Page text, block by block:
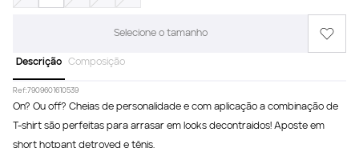
Selecione o tamanho
Descrição Composição
Ref: 7909601610539
On? Ou off? Cheias de personalidade e com aplicação a combinação de
T-shirt são perfeitas para arrasar em looks decontraidos! Aposte em
short hotpant detroyed e tênis.